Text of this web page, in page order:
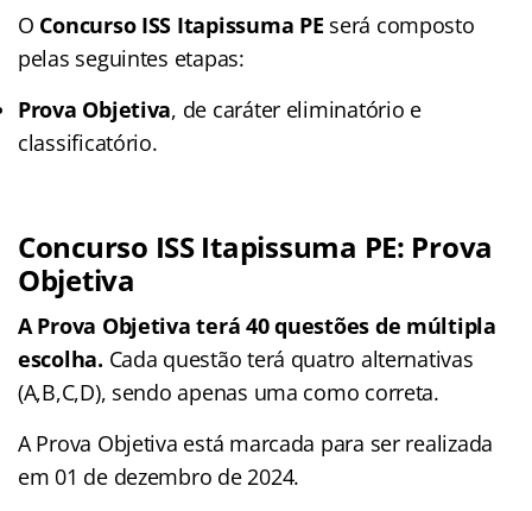
O Concurso ISS Itapissuma PE será composto
pelas seguintes etapas:
Prova Objetiva, de caráter eliminatório e
classificatório.
Concurso ISS Itapissuma PE: Prova
Objetiva
A Prova Objetiva terá 40 questões de múltipla
escolha. Cada questão terá quatro alternativas
(A,B,C,D), sendo apenas uma como correta.
A Prova Objetiva está marcada para ser realizada
em 01 de dezembro de 2024.